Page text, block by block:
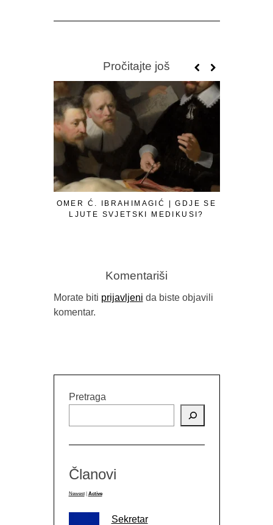
Pročitajte još
OMER Ć. IBRAHIMAGIĆ | GDJE SE
LJUTE SVJETSKI MEDIKUSI?
Komentariši
Morate biti prijavljeni da biste objavili
komentar.
Pretraga
Članovi
Newest Active
Sekretar